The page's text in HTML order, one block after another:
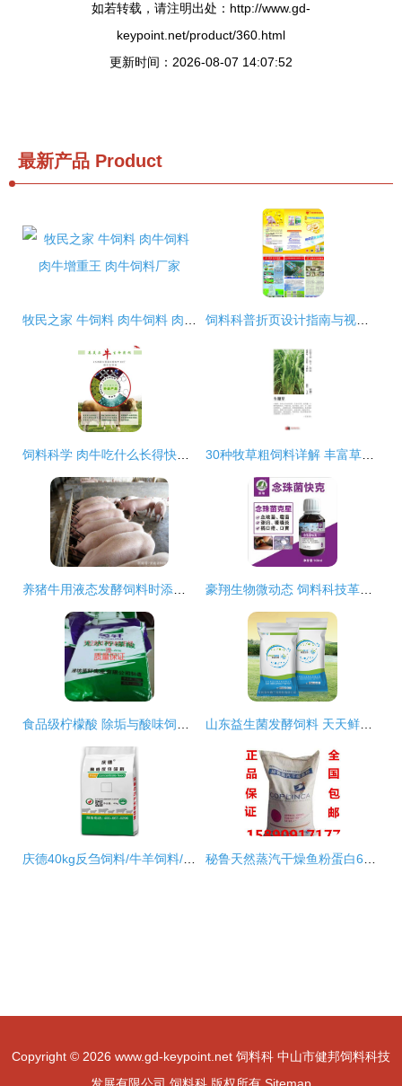
如若转载，请注明出处：http://www.gd-
keypoint.net/product/360.html
更新时间：2026-08-07 14:07:52
最新产品 Product
Copyright © 2026 www.gd-keypoint.net 饲料科 中山市健邦饲料科技